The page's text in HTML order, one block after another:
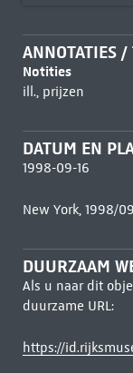
ANNOTATIES
Notities
ill., prijzen
DATUM EN
1998-09-16
New York, 1998/
DUURZAAM
Als u naar dit
duurzame URL:
https://